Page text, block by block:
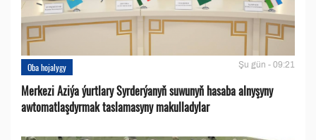
Oba hojalygy Şu gün - 09:21
Merkezi Aziýa ýurtlary Syrderýanyň suwunyň hasaba alnyşyny
awtomatlaşdyrmak taslamasyny makulladylar